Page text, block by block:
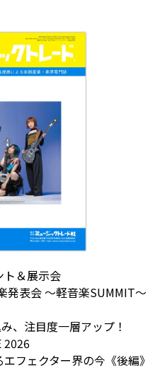
ト＆展示会
発表会 ～軽音楽SUMMIT～
、注目度一層アップ！
2026
フェクター界の今《後編》